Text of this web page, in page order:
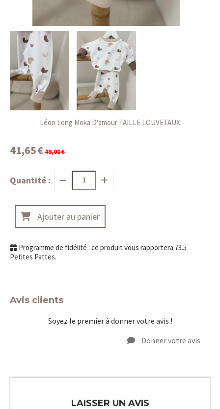
Léon Long Moka D'amour TAILLE LOUVETAUX
41,65€49,00€
Quantité :
Ajouter au panier
Programme de fidélité : ce produit vous rapportera 73.5
Petites Pattes.
Avis clients
Soyez le premier à donner votre avis !
Donner votre avis
LAISSER UN AVIS